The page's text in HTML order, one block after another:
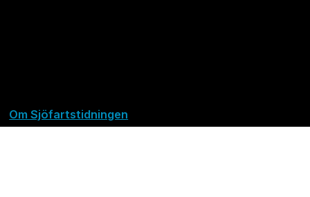
Om Sjöfartstidningen